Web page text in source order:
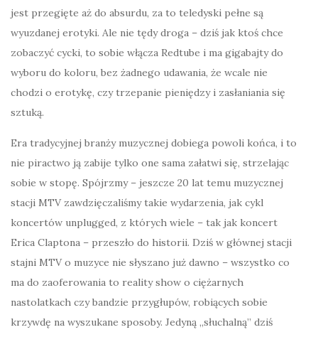
jest przegięte aż do absurdu, za to teledyski pełne są
wyuzdanej erotyki. Ale nie tędy droga – dziś jak ktoś chce
zobaczyć cycki, to sobie włącza Redtube i ma gigabajty do
wyboru do koloru, bez żadnego udawania, że wcale nie
chodzi o erotykę, czy trzepanie pieniędzy i zasłaniania się
sztuką.
Era tradycyjnej branży muzycznej dobiega powoli końca, i to
nie piractwo ją zabije tylko one sama załatwi się, strzelając
sobie w stopę. Spójrzmy – jeszcze 20 lat temu muzycznej
stacji MTV zawdzięczaliśmy takie wydarzenia, jak cykl
koncertów unplugged, z których wiele – tak jak koncert
Erica Claptona – przeszło do historii. Dziś w głównej stacji
stajni MTV o muzyce nie słyszano już dawno – wszystko co
ma do zaoferowania to reality show o ciężarnych
nastolatkach czy bandzie przygłupów, robiących sobie
krzywdę na wyszukane sposoby. Jedyną „słuchalną” dziś